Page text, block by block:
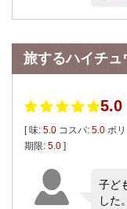
旅するハイチュ
5.0
[ 味: 5.0 コスパ: 5.0 ボ
期限: 5.0 ]
子ど
した